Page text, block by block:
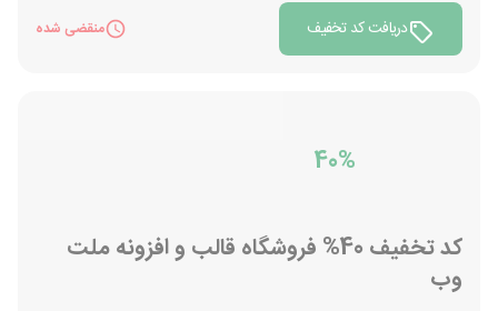
دریافت کد تخفیف
منقضی شده
40%
کد تخفیف 40% فروشگاه قالب و افزونه ملت
وب